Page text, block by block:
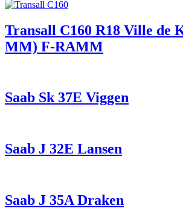
Transall C160 R18 Ville de
MM) F-RAMM
Saab Sk 37E Viggen
Saab J 32E Lansen
Saab J 35A Draken